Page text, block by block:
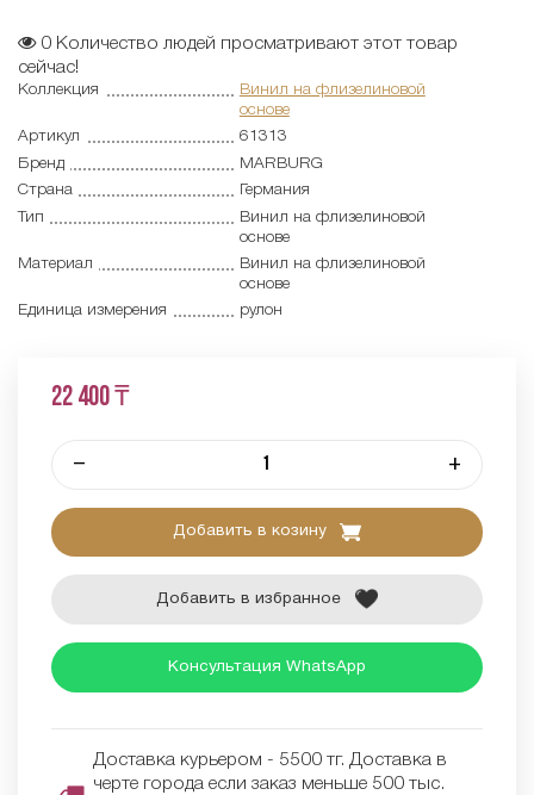
0 Количество людей просматривают этот товар
сейчас!
Коллекция
Винил на флизелиновой
основе
Артикул
61313
Бренд
MARBURG
Страна
Германия
Тип
Винил на флизелиновой
основе
Материал
Винил на флизелиновой
основе
Единица измерения
рулон
22 400 ₸
– +
Добавить в козину
Добавить в избранное
Консультация WhatsApp
Доставка курьером - 5500 тг. Доставка в
черте города если заказ меньше 500 тыс.